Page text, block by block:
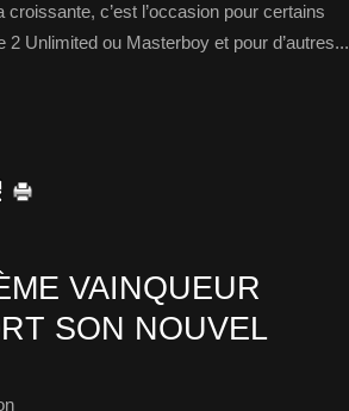
c’est l’occasion pour certains
Unlimited ou Masterboy et pour d’autres...
VAINQUEUR
SON NOUVEL